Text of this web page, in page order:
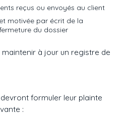
reçus ou envoyés au client
motivée par écrit de la
du dossier
à jour un registre de
formuler leur plainte
: